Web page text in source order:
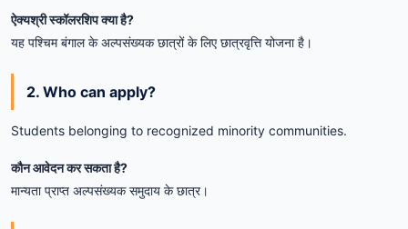
ऐक्यश्री स्कॉलरशिप क्या है?
यह पश्चिम बंगाल के अल्पसंख्यक छात्रों के लिए छात्रवृत्ति योजना है।
2. Who can apply?
Students belonging to recognized minority communities.
कौन आवेदन कर सकता है?
मान्यता प्राप्त अल्पसंख्यक समुदाय के छात्र।